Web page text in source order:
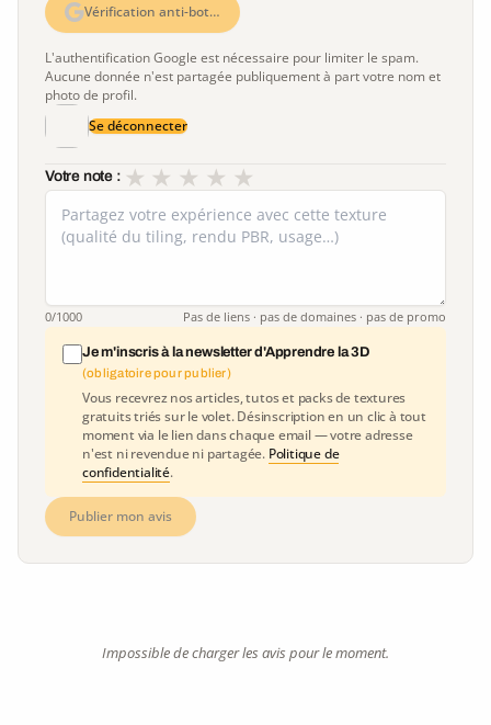
Vérification anti-bot…
L'authentification Google est nécessaire pour limiter le spam.
Aucune donnée n'est partagée publiquement à part votre nom et
photo de profil.
Se déconnecter
Votre note : ★
★
★
★
★
0/1000 Pas de liens · pas de domaines · pas de promo
Je m'inscris à la newsletter d'Apprendre la 3D
(obligatoire pour publier)
Vous recevrez nos articles, tutos et packs de textures
gratuits triés sur le volet. Désinscription en un clic à tout
moment via le lien dans chaque email — votre adresse
n'est ni revendue ni partagée. Politique de
confidentialité.
Publier mon avis
Impossible de charger les avis pour le moment.